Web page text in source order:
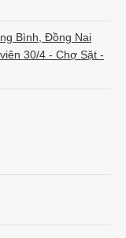
Bình, Đồng Nai
30/4 - Chợ Sặt -